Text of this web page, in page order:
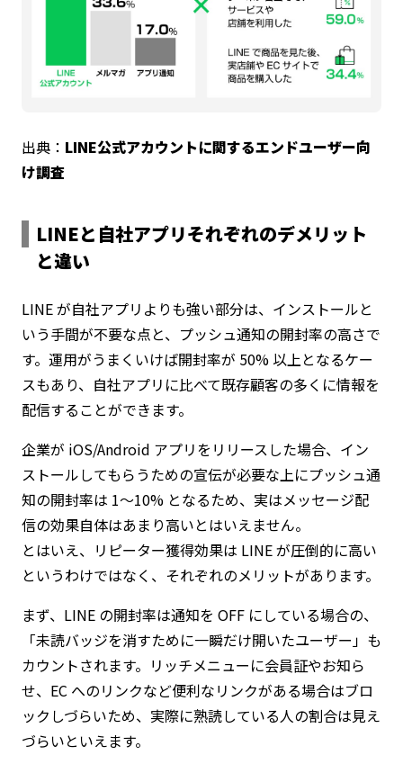
出典： LINE公式アカウントに関するエンドユーザー向
け調査
LINEと自社アプリそれぞれのデメリット
と違い
LINE が自社アプリよりも強い部分は、インストールと
いう手間が不要な点と、プッシュ通知の開封率の高さで
す。運用がうまくいけば開封率が 50% 以上となるケー
スもあり、自社アプリに比べて既存顧客の多くに情報を
配信することができます。
企業が iOS/Android アプリをリリースした場合、イン
ストールしてもらうための宣伝が必要な上にプッシュ通
知の開封率は 1～10% となるため、実はメッセージ配
信の効果自体はあまり高いとはいえません。
とはいえ、リピーター獲得効果は LINE が圧倒的に高い
というわけではなく、それぞれのメリットがあります。
まず、LINE の開封率は通知を OFF にしている場合の、
「未読バッジを消すために一瞬だけ開いたユーザー」も
カウントされます。リッチメニューに会員証やお知ら
せ、EC へのリンクなど便利なリンクがある場合はブロ
ックしづらいため、実際に熟読している人の割合は見え
づらいといえます。